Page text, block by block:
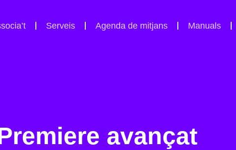
Serveis Agenda de mitjans Manuals
avançat